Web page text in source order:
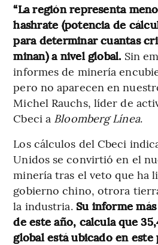
“La región representa
hashrate (potencia de
para determinar cuantas
minan) a nivel global. Sin
informes de minería
pero no aparecen en
Michel Rauchs, líder de
Cbeci a Bloomberg Línea.
Los cálculos del Cbeci
Unidos se convirtió en el
minería tras el veto que ha
gobierno chino, otrora
la industria. Su informe
de este año, calcula que
global está ubicado en este